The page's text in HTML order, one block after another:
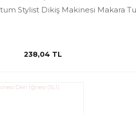
Stylist Dikiş Makinesi Makara
238,04 TL